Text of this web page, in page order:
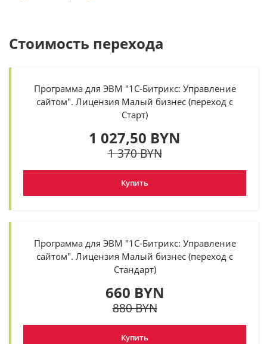
Стоимость перехода
Программа для ЭВМ "1С-Битрикс: Управление
сайтом". Лицензия Малый бизнес (переход с
Старт)
1 027,50 BYN
1 370 BYN
Купить
Программа для ЭВМ "1С-Битрикс: Управление
сайтом". Лицензия Малый бизнес (переход с
Стандарт)
660 BYN
880 BYN
Купить